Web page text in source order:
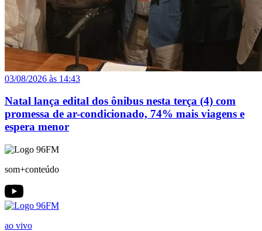
03/08/2026 às 14:43
Natal lança edital dos ônibus nesta terça (4) com
promessa de ar-condicionado, 74% mais viagens e
espera menor
som+conteúdo
ao vivo